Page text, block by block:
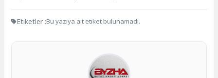
Etiketler :Bu yazıya ait etiket bulunamadı.